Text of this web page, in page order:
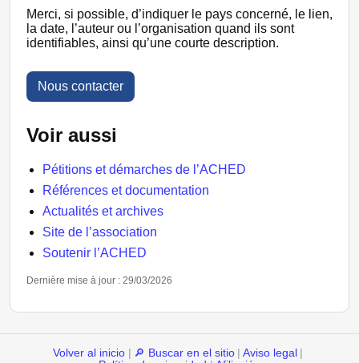
Merci, si possible, d’indiquer le pays concerné, le lien,
la date, l’auteur ou l’organisation quand ils sont
identifiables, ainsi qu’une courte description.
Nous contacter
Voir aussi
Pétitions et démarches de l’ACHED
Références et documentation
Actualités et archives
Site de l’association
Soutenir l’ACHED
Dernière mise à jour : 29/03/2026
Volver al inicio 🔎 Buscar en el sitio Aviso legal